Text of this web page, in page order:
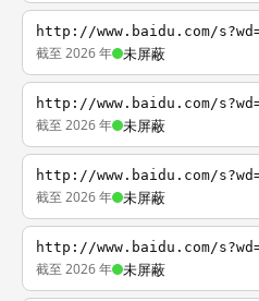
http://www.baidu.com/
截至 2026 年 未屏蔽
http://www.baidu.com/
截至 2026 年 未屏蔽
http://www.baidu.com/
截至 2026 年 未屏蔽
http://www.baidu.com/
截至 2026 年 未屏蔽